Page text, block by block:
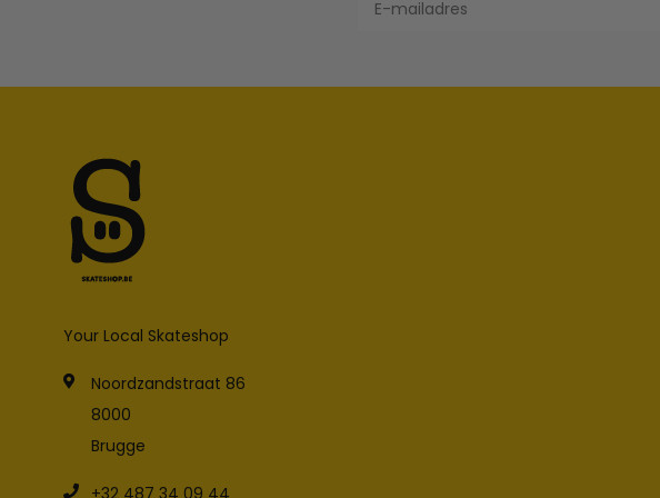
Your Local Skateshop
Noordzandstraat 86
8000
Brugge
+32 487 34 09 44